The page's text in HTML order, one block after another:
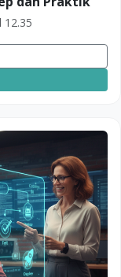
12.35